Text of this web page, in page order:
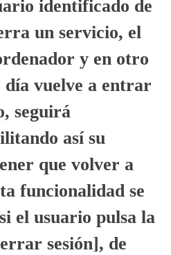
identificado de
un servicio, el
y en otro
vuelve a entrar
seguirá
así su
que volver a
funcionalidad se
el usuario pulsa la
sesión], de